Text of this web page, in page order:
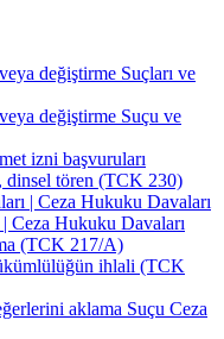
değiştirme Suçları ve
değiştirme Suçu ve
izni başvuruları
tören (TCK 230)
| Ceza Hukuku Davaları
| Ceza Hukuku Davaları
(TCK 217/A)
ihlali (TCK
aklama Suçu Ceza